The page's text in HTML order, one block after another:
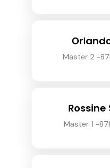
Master 2 -
Rossine
Master 1 -